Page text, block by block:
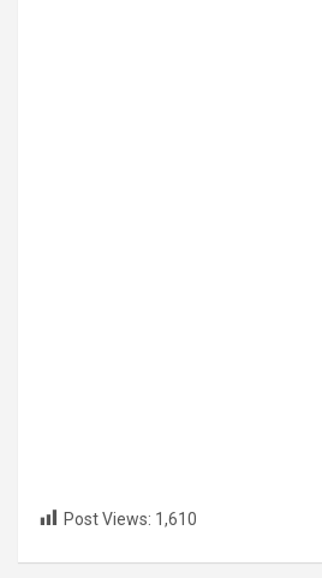
Post Views: 1,610